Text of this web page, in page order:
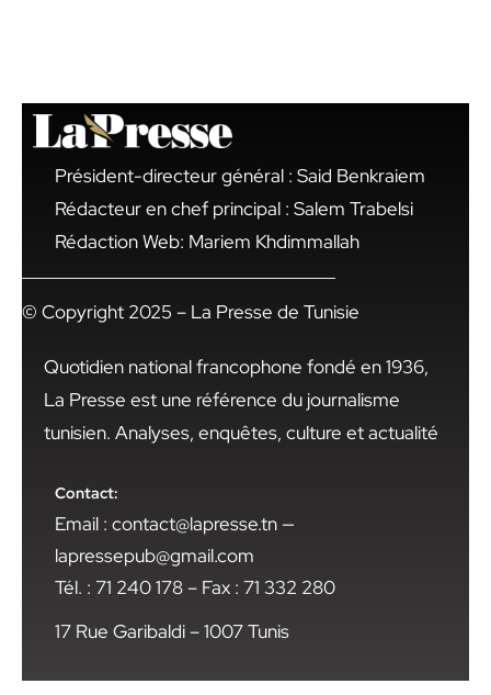
Président-directeur général : Said Benkraiem
Rédacteur en chef principal : Salem Trabelsi
Rédaction Web: Mariem Khdimmallah
© Copyright 2025 – La Presse de Tunisie
Quotidien national francophone fondé en 1936,
La Presse est une référence du journalisme
tunisien. Analyses, enquêtes, culture et actualité
Contact:
Email : contact@lapresse.tn —
lapressepub@gmail.com
Tél. : 71 240 178 – Fax : 71 332 280
17 Rue Garibaldi – 1007 Tunis